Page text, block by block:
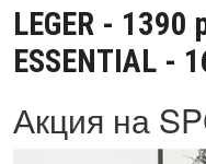
LEGER -
ESSENTIAL -
Акция на